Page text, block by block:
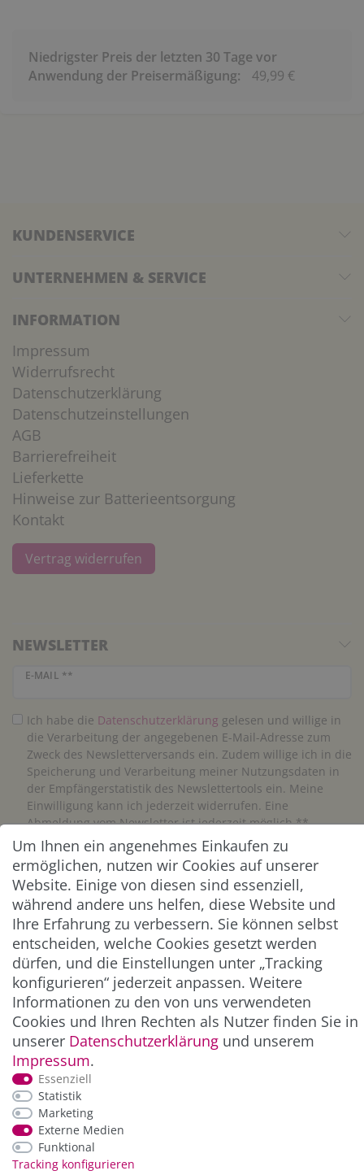
Niedrigster Preis der letzten 30 Tage vor
Anwendung der Preisermäßigung:
49,99 €
KUNDENSERVICE
UNTERNEHMEN & SERVICE
INFORMATION
Impressum
Widerrufsrecht
Datenschutzerklärung
Datenschutzeinstellungen
AGB
Barrierefreiheit
Lieferkette
Hinweise zur Batterieentsorgung
Kontakt
Vertrag widerrufen
NEWSLETTER
E-MAIL **
Newsletter Honig
Ich habe die Daten­schutz­erklärung gelesen und willige in
die Verarbeitung der angegebenen E-Mail-Adresse zum
Zweck des Newsletterversands ein. Zudem willige ich in die
Speicherung und Verarbeitung meiner Nutzungsdaten in
der Empfängerstatistik des Newslettertools ein. Meine
Einwilligung kann ich jederzeit widerrufen. Eine
Abmeldung vom Newsletter ist jederzeit möglich.**
Abonnieren
** Hierbei handelt es sich um ein Pflichtfeld.
ZAHLUNG & VERSAND
*Alle Preise inkl. der gesetzl. MwSt. zzgl.
und Versandkosten
Um Ihnen ein angenehmes Einkaufen zu
ermöglichen, nutzen wir Cookies auf unserer
Website. Einige von diesen sind essenziell,
während andere uns helfen, diese Website und
Ihre Erfahrung zu verbessern. Sie können selbst
entscheiden, welche Cookies gesetzt werden
dürfen, und die Einstellungen unter „Tracking
konfigurieren“ jederzeit anpassen. Weitere
Informationen zu den von uns verwendeten
Cookies und Ihren Rechten als Nutzer finden Sie in
unserer Daten­schutz­erklärung und unserem
Impressum.
Essenziell
Statistik
Marketing
Externe Medien
Funktional
Tracking konfigurieren